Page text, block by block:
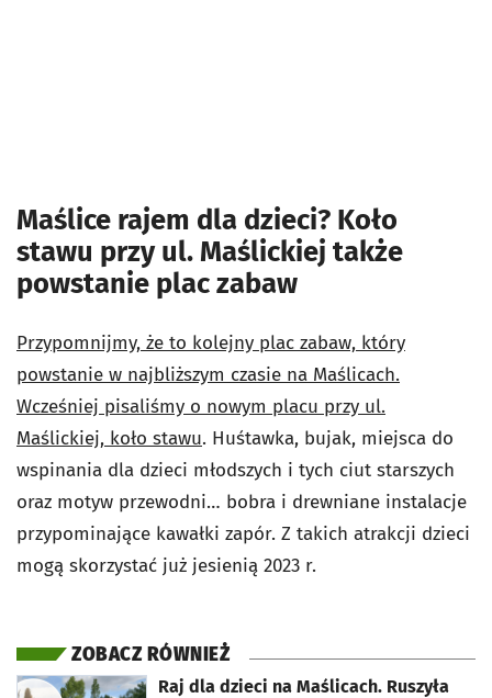
Maślice rajem dla dzieci? Koło
stawu przy ul. Maślickiej także
powstanie plac zabaw
Przypomnijmy, że to kolejny plac zabaw, który
powstanie w najbliższym czasie na Maślicach.
Wcześniej pisaliśmy o nowym placu przy ul.
Maślickiej, koło stawu. Huśtawka, bujak, miejsca do
wspinania dla dzieci młodszych i tych ciut starszych
oraz motyw przewodni… bobra i drewniane instalacje
przypominające kawałki zapór. Z takich atrakcji dzieci
mogą skorzystać już jesienią 2023 r.
ZOBACZ RÓWNIEŻ
Raj dla dzieci na Maślicach. Ruszyła
otworzy się w nowej karcie